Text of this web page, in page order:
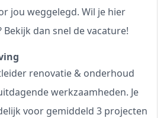
jou weggelegd. Wil je hier
dan snel de vacature!
renovatie & onderhoud
werkzaamheden. Je
voor gemiddeld 3 projecten